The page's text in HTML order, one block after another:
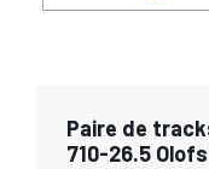
Paire de
710-26.5